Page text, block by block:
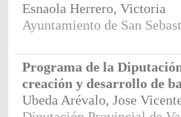
Esnaola Herrero, Victoria
Ayuntamiento de San
Programa de la
creación y desarrollo de
Ubeda Arévalo, Jose